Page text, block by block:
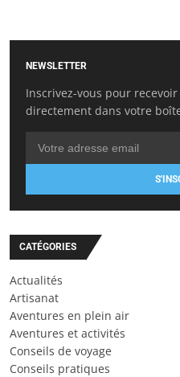
NEWSLETTER
Inscrivez-vous pour
directement dans votre
CATÉGORIES
Actualités
Artisanat
Aventures en plein air
Aventures et activités
Conseils de voyage
Conseils pratiques